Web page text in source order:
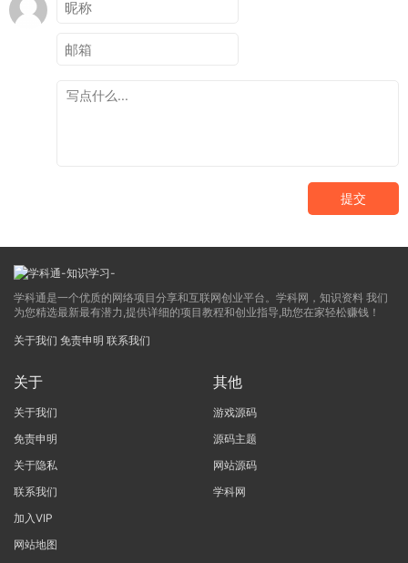
提交
学科通是一个优质的网络项目分享和互联网创业平台。学科网，知识资料 我们
为您精选最新最有潜力,提供详细的项目教程和创业指导,助您在家轻松赚钱！
关于我们 免责申明 联系我们
关于
关于我们
免责申明
关于隐私
联系我们
加入VIP
网站地图
其他
游戏源码
源码主题
网站源码
学科网